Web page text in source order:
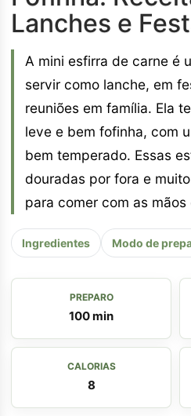
Lanches e
A mini esfirra de carne é
servir como lanche, em
reuniões em família. Ela
leve e bem fofinha, com
bem temperado. Essas
douradas por fora e
para comer com as
Ingredientes Modo de
PREPARO
100 min
CALORIAS
8